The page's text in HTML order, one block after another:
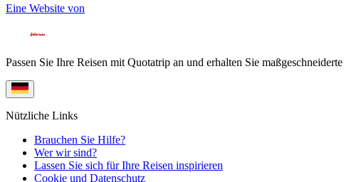
Eine Website von
Passen Sie Ihre Reisen mit Quotatrip an und erhalten Sie
Nützliche Links
Brauchen Sie Hilfe?
Wer wir sind?
Lassen Sie sich für Ihre Reisen inspirieren
Cookie und Datenschutz